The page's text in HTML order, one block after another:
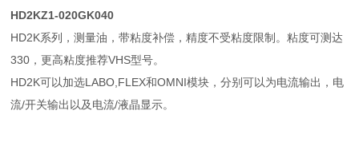
HD2KZ1-020GK040
HD2K系列，测量油，带粘度补偿，精度不受粘度限制。粘度可测达
330，更高粘度推荐VHS型号。
HD2K可以加选LABO,FLEX和OMNI模块，分别可以为电流输出，电
流/开关输出以及电流/液晶显示。